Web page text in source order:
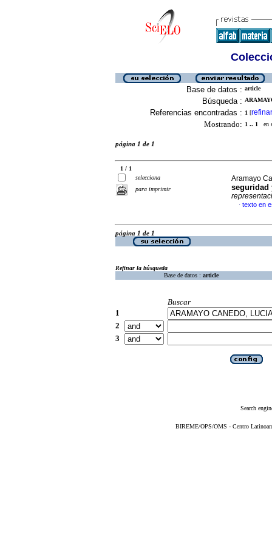
Base de datos : article
Búsqueda :
Referencias encontradas : 1 [refinar
Mostrando: 1 .. 1 en
página 1 de 1
1 / 1
selecciona
para imprimir
Aramayo
seguridad
· texto en
página 1 de 1
Refinar la búsqueda
Base de datos : article
Buscar
1
2
3
Search
BIREME/OPS/OMS - Centro